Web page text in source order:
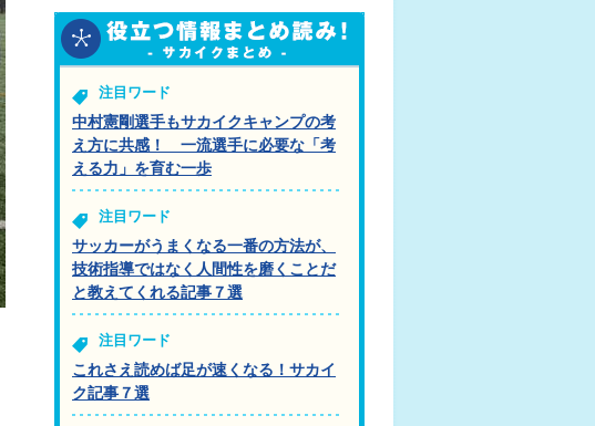
注目ワード
中村憲剛選手もサカイクキャンプの考
え方に共感！ 一流選手に必要な「考
える力」を育む一歩
注目ワード
サッカーがうまくなる一番の方法が、
技術指導ではなく人間性を磨くことだ
と教えてくれる記事７選
注目ワード
これさえ読めば足が速くなる！サカイ
ク記事７選